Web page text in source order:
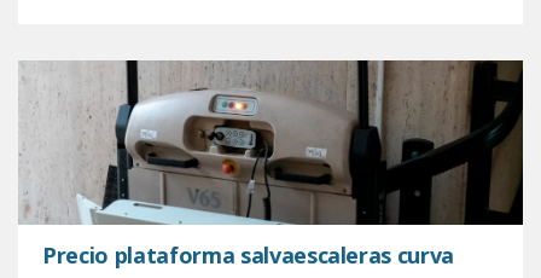
Precio plataforma salvaescaleras curva